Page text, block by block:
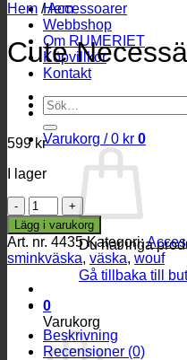
Hem
Webbshop
Om RUMERIET
Köpvillkor
Kontakt
Sök
efter:
Varukorg /0 kr 0
Du har inga
Gå tillbaka till
0
Varukorg
Hem /Accessoarer
Cute
599 kr
I lager
Cute
Necessär
mängd
Lägg i varukorg
Art. nr. 4435 Kategori:
sminkväska, väska, wouf
Beskrivning
Recensioner (0)